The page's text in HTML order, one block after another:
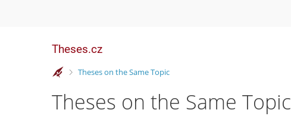
Theses.cz
>
Theses on the Same Topic
Theses on the Same Topic